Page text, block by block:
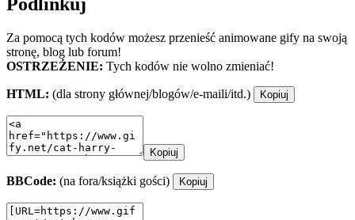
Za pomocą tych kodów możesz przenieść animowane gify na swoją
stronę, blog lub forum!
OSTRZEŻENIE: Tych kodów nie wolno zmieniać!
HTML: (dla strony głównej/blogów/e-maili/itd.) Kopiuj
Kopiuj
BBCode: (na fora/książki gości) Kopiuj